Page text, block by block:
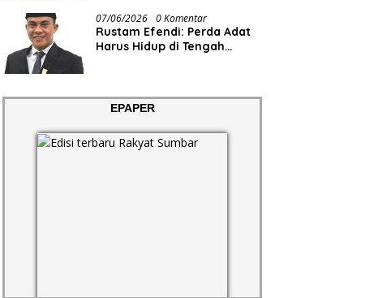
07/06/2026 0 Komentar
Rustam Efendi: Perda Adat
Harus Hidup di Tengah
EPAPER